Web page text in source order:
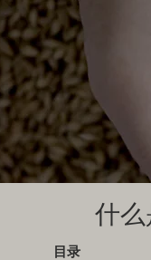
什
目录